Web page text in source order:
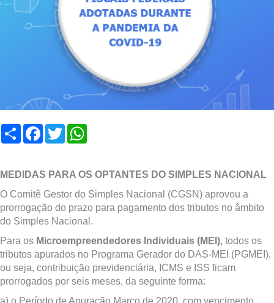
Compartilhar
Facebook
Twitter
MEDIDAS PARA OS OPTANTES DO SIMPLES NACIONAL
O Comitê Gestor do Simples Nacional (CGSN) aprovou a
prorrogação do prazo para pagamento dos tributos no âmbito
do Simples Nacional.
Para os Microempreendedores Individuais (MEI), todos os
tributos apurados no Programa Gerador do DAS-MEI (PGMEI),
ou seja, contribuição previdenciária, ICMS e ISS ficam
prorrogados por seis meses, da seguinte forma:
a) o Período de Apuração Março de 2020, com vencimento